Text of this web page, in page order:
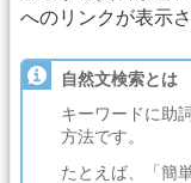
へのリンクが表示さ
自然文検索とは
キーワードに助
方法です。
たとえば、「簡